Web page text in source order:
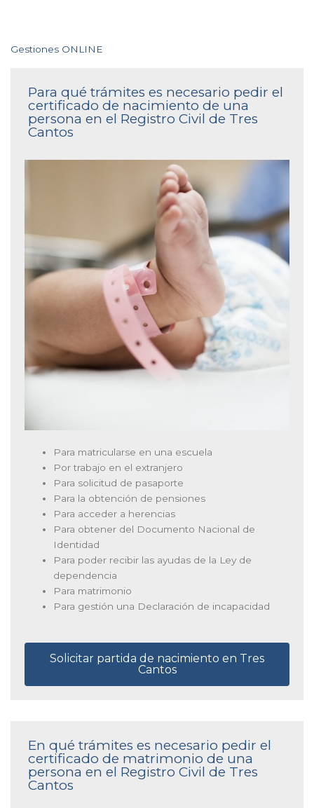
Gestiones ONLINE
Para qué trámites es necesario pedir el
certificado de nacimiento de una
persona en el Registro Civil de Tres
Cantos
Para matricularse en una escuela
Por trabajo en el extranjero
Para solicitud de pasaporte
Para la obtención de pensiones
Para acceder a herencias
Para obtener del Documento Nacional de
Identidad
Para poder recibir las ayudas de la Ley de
dependencia
Para matrimonio
Para gestión una Declaración de incapacidad
Solicitar partida de nacimiento en Tres
Cantos
En qué trámites es necesario pedir el
certificado de matrimonio de una
persona en el Registro Civil de Tres
Cantos